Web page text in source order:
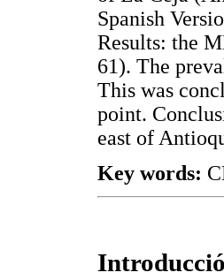
Spanish
Results: the
61). The
This was
point.
east of
Key words: